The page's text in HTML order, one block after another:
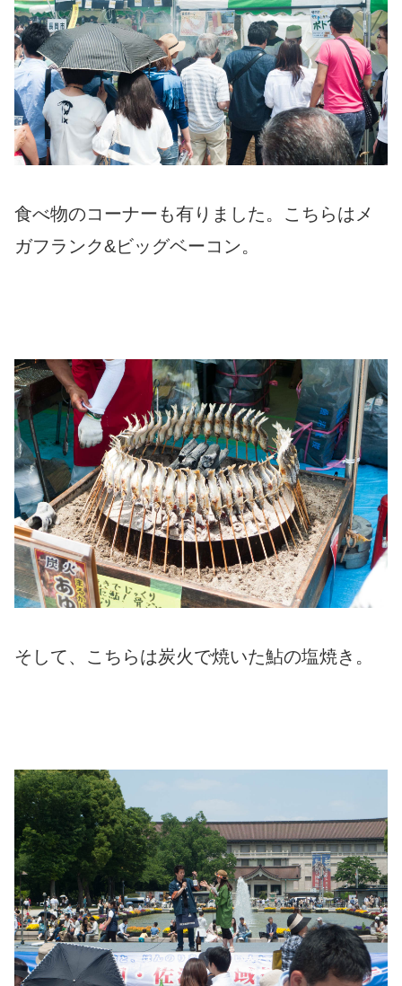
食べ物のコーナーも有りました。こちらはメ
ガフランク&ビッグベーコン。
そして、こちらは炭火で焼いた鮎の塩焼き。